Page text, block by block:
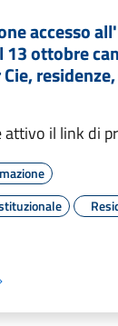
accesso
13 ottobre
attivo il link di